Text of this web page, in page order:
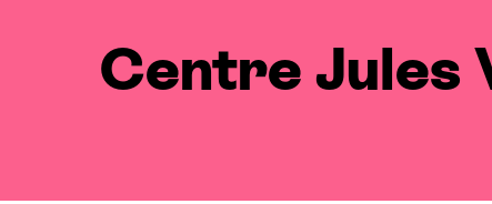
Centre Jules